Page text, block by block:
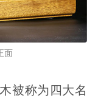
面
被称为四大名